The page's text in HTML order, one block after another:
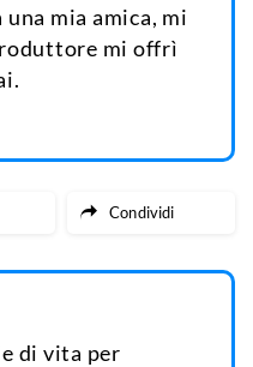
una mia amica, mi
mi offrì
Condividi
di vita per